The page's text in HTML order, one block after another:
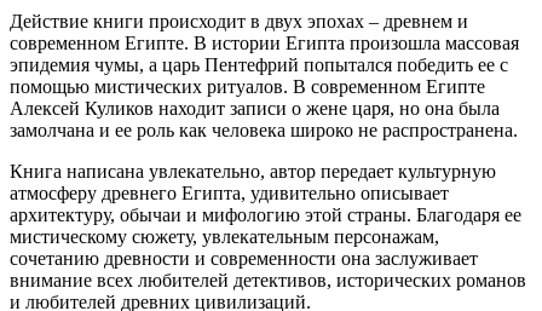
Действие книги происходит в двух эпохах – древнем и
современном Египте. В истории Египта произошла массовая
эпидемия чумы, а царь Пентефрий попытался победить ее с
помощью мистических ритуалов. В современном Египте
Алексей Куликов находит записи о жене царя, но она была
замолчана и ее роль как человека широко не распространена.
Книга написана увлекательно, автор передает культурную
атмосферу древнего Египта, удивительно описывает
архитектуру, обычаи и мифологию этой страны. Благодаря ее
мистическому сюжету, увлекательным персонажам,
сочетанию древности и современности она заслуживает
внимание всех любителей детективов, исторических романов
и любителей древних цивилизаций.